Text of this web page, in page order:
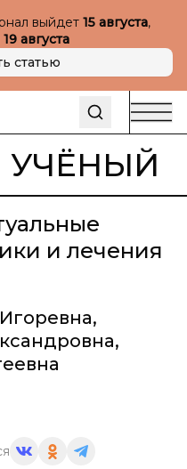
выйдет 15 августа,
19 августа
статью
и лечения
,
,